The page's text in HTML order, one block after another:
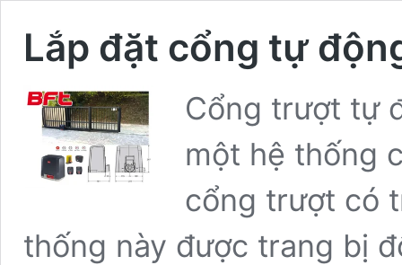
Lắp đặt cổng tự
Cổng trượt tự
một hệ thống
cổng trượt có
thống này được trang bị